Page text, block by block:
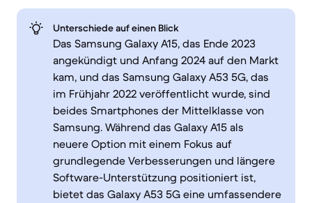
Unterschiede auf einen Blick
Das Samsung Galaxy A15, das Ende 2023
angekündigt und Anfang 2024 auf den Markt
kam, und das Samsung Galaxy A53 5G, das
im Frühjahr 2022 veröffentlicht wurde, sind
beides Smartphones der Mittelklasse von
Samsung. Während das Galaxy A15 als
neuere Option mit einem Fokus auf
grundlegende Verbesserungen und längere
Software-Unterstützung positioniert ist,
bietet das Galaxy A53 5G eine umfassendere